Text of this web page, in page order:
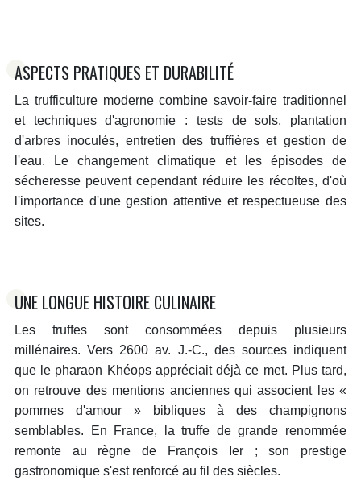
ASPECTS PRATIQUES ET DURABILITÉ
La trufficulture moderne combine savoir-faire traditionnel
et techniques d'agronomie : tests de sols, plantation
d'arbres inoculés, entretien des truffières et gestion de
l'eau. Le changement climatique et les épisodes de
sécheresse peuvent cependant réduire les récoltes, d'où
l'importance d'une gestion attentive et respectueuse des
sites.
UNE LONGUE HISTOIRE CULINAIRE
Les truffes sont consommées depuis plusieurs
millénaires. Vers 2600 av. J.-C., des sources indiquent
que le pharaon Khéops appréciait déjà ce met. Plus tard,
on retrouve des mentions anciennes qui associent les «
pommes d'amour » bibliques à des champignons
semblables. En France, la truffe de grande renommée
remonte au règne de François Ier ; son prestige
gastronomique s'est renforcé au fil des siècles.